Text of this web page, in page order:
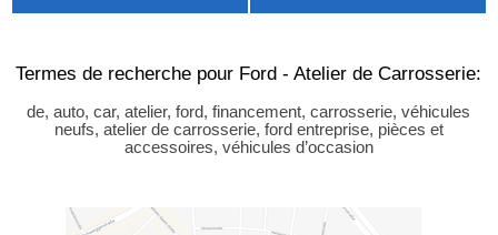
Termes de recherche pour Ford - Atelier de Carrosserie:
de, auto, car, atelier, ford, financement, carrosserie, véhicules
neufs, atelier de carrosserie, ford entreprise, pièces et
accessoires, véhicules d’occasion